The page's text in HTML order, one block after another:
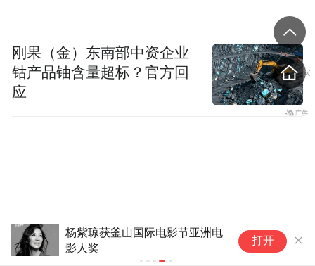
杨紫琼获釜山国际电影节亚洲电
影人奖
打开
刚果（金）东南部中资企业
钴产品铀含量超标？官方回
应